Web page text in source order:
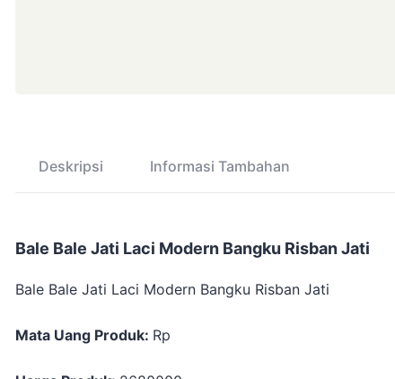
Deskripsi Informasi Tambahan
Bale Bale Jati Laci Modern Bangku Risban Jati
Bale Bale Jati Laci Modern Bangku Risban Jati
Mata Uang Produk: Rp